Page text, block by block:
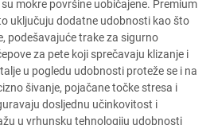
mokre površine uobičajene. Premium
uključuju dodatne udobnosti kao što
podešavajuće trake za sigurno
za pete koji sprečavaju klizanje i
u pogledu udobnosti proteže se i na
šivanje, pojačane točke stresa i
dosljednu učinkovitost i
u vrhunsku tehnologiju udobnosti